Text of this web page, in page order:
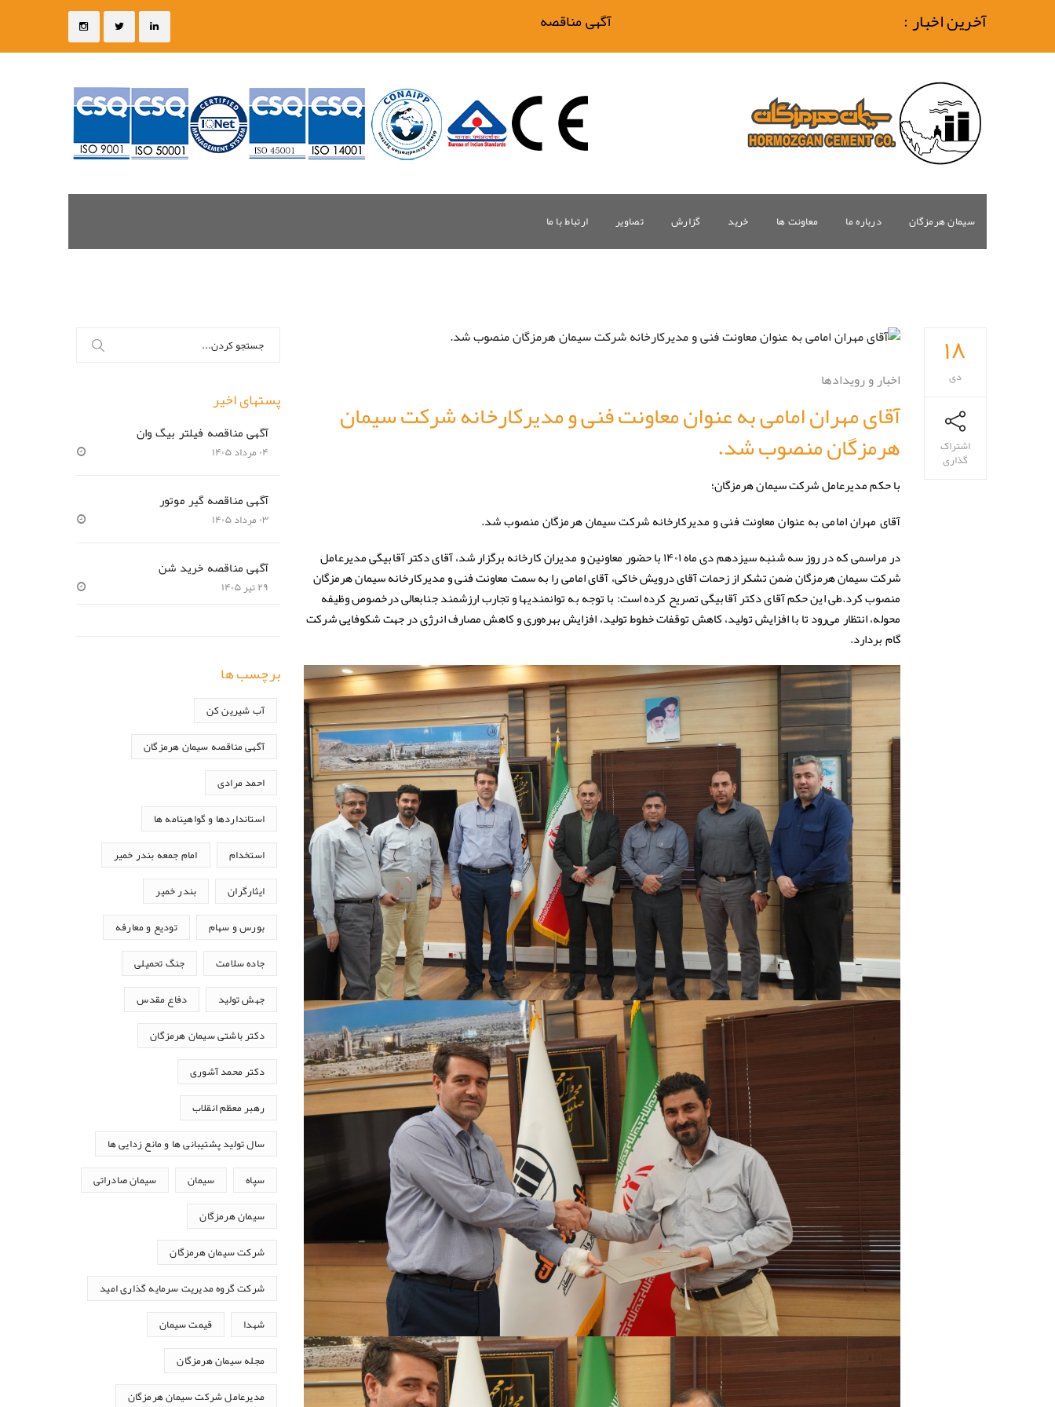
آخرین اخبار : آگهی مناقصه فیلتر بیگ وان
ارتباط با ما تصاویر گزارش خرید معاونت ها درباره ما سیمان هرمزگان
۱۸
دی
اشتراک
گذاری
اخبار و رویدادها
آقای مهران امامی به عنوان معاونت فنی و مدیرکارخانه شرکت سیمان
هرمزگان منصوب شد.
با حکم مدیرعامل شرکت سیمان هرمزگان؛
آقای مهران امامی به عنوان معاونت فنی و مدیرکارخانه شرکت سیمان هرمزگان منصوب شد.
در مراسمی که در روز سه شنبه سیزدهم دی ماه ۱۴۰۱ با حضور معاونین و مدیران کارخانه برگزار شد، آقای دکتر آقابیگی مدیرعامل
شرکت سیمان هرمزگان ضمن تشکر از زحمات آقای درویش خاکی، آقای امامی را به سمت معاونت فنی و مدیرکارخانه سیمان هرمزگان
منصوب کرد.طی این حکم آقای دکتر آقابیگی تصریح کرده است: با توجه به توانمندیها و تجارب ارزشمند جنابعالی درخصوص وظیفه
محوله، انتظار می‌رود تا با افزایش تولید، کاهش توقفات خطوط تولید، افزایش بهره‌وری و کاهش مصارف انرژی در جهت شکوفایی شرکت
گام بردارد.
برای:
پستهای اخیر
آگهی مناقصه فیلتر بیگ وان
۰۴ مرداد ۱۴۰۵
آگهی مناقصه گیر موتور
۰۳ مرداد ۱۴۰۵
آگهی مناقصه خرید شن
۲۹ تیر ۱۴۰۵
برچسب ها
آب شیرین کن
آگهی مناقصه سیمان هرمزگان
احمد مرادی
استانداردها و گواهینامه ها
استخدام امام جمعه بندر خمیر
ایثارگران بندر خمیر
بورس و سهام تودیع و معارفه
جاده سلامت جنگ تحمیلی
جهش تولید دفاع مقدس
دکتر باشتی سیمان هرمزگان
دکتر محمد آشوری
رهبر معظم انقلاب
سال تولید پشتیبانی ها و مانع زدایی ها
سپاه سیمان سیمان صادراتی
سیمان هرمزگان
شرکت سیمان هرمزگان
شرکت گروه مدیریت سرمایه گذاری امید
شهدا قیمت سیمان
مجله سیمان هرمزگان
مدیرعامل شرکت سیمان هرمزگان